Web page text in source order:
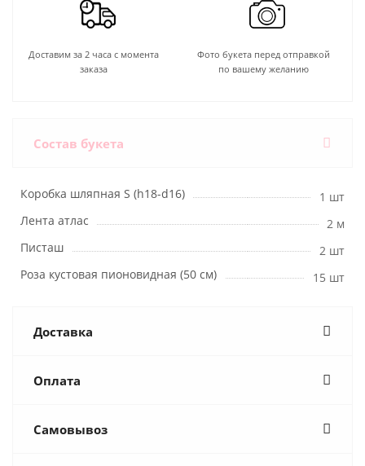
Доставим за 2 часа с момента
заказа
Фото букета перед отправкой
по вашему желанию
Состав букета
Коробка шляпная S (h18-d16)
1 шт
Лента атлас
2 м
Писташ
2 шт
Роза кустовая пионовидная (50 см)
15 шт
Доставка
Оплата
Самовывоз